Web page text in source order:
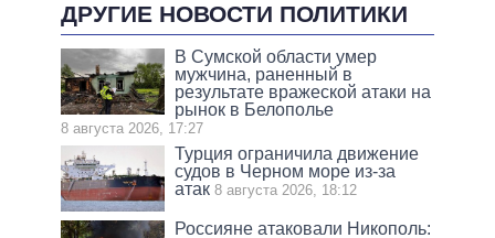
ДРУГИЕ НОВОСТИ ПОЛИТИКИ
В Сумской области умер
мужчина, раненный в
результате вражеской атаки на
рынок в Белополье
8 августа 2026, 17:27
Турция ограничила движение
судов в Черном море из-за
атак 8 августа 2026, 18:12
Россияне атаковали Никополь: